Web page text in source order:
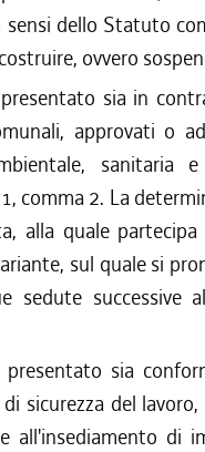
dello Statuto
ovvero
sia in
approvati o
sanitaria
comma 2. La
alla quale
sul quale si
sedute successive
sia
sicurezza del
all'insediamento di